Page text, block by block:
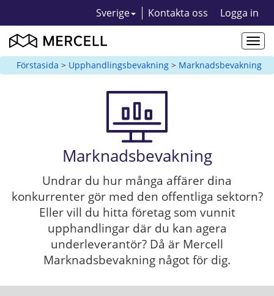
Sverige Kontakta oss Logga in
Förstasida > Upphandlingsbevakning > Marknadsbevakning
Marknadsbevakning
Undrar du hur många affärer dina
konkurrenter gör med den offentliga sektorn?
Eller vill du hitta företag som vunnit
upphandlingar där du kan agera
underleverantör? Då är Mercell
Marknadsbevakning något för dig.